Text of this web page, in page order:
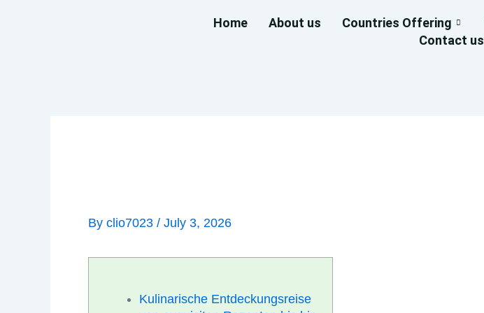
Home About us Countries Offering
Contact us
By clio7023 / July 3, 2026
Kulinarische Entdeckungsreise